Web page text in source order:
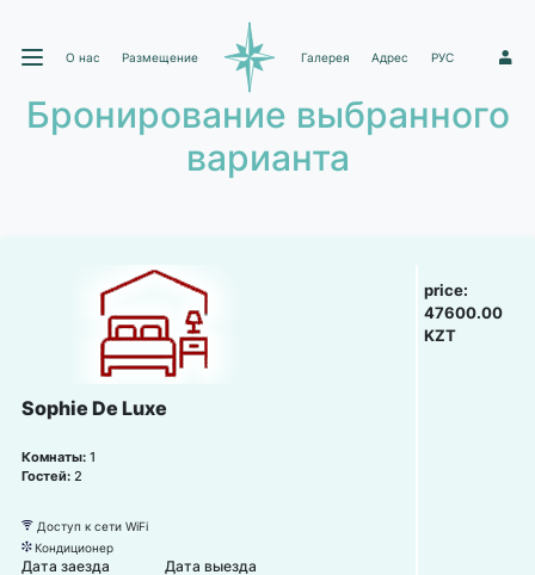
О нас Размещение Галерея Адрес РУС 1
Бронирование выбранного
варианта
Sophie De Luxe
Комнаты: 1
Гостей: 2
뀄 Доступ к сети WiFi
뀸 Кондиционер
Дата заезда Дата выезда
price:
47600.00
KZT